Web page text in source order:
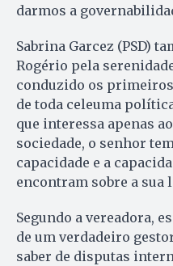
darmos a
Sabrina Garcez (PSD)
Rogério pela
conduzido os primeiros
de toda celeuma
que interessa apenas
sociedade, o senhor
capacidade e a
encontram sobre a sua
Segundo a vereadora,
de um verdadeiro
saber de disputas